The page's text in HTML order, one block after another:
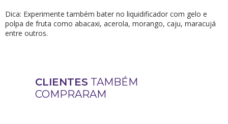
Dica: Experimente também bater no liquidificador com gelo e
polpa de fruta como abacaxi, acerola, morango, caju, maracujá
entre outros.
CLIENTES TAMBÉM
COMPRARAM